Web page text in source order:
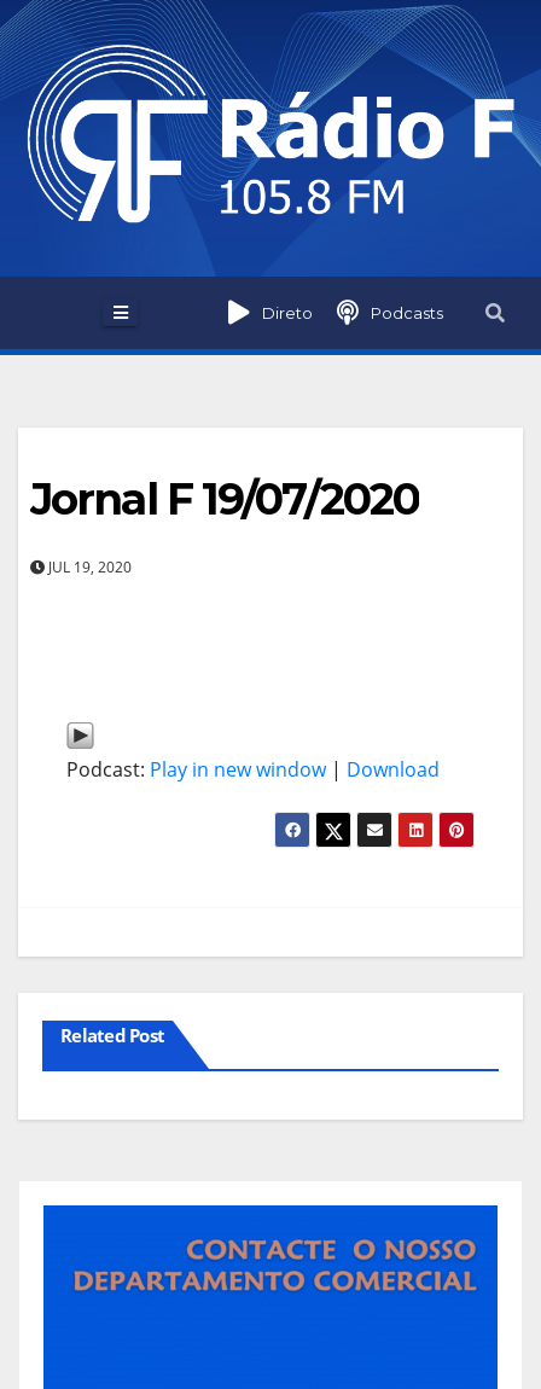
Skip
to
content
Direto Podcasts
Jornal F 19/07/2020
JUL 19, 2020
Podcast: Play in new window| Download
Related Post